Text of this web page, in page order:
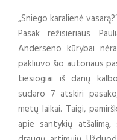
„Sniego karalienė
Pasak režisieriaus
Anderseno kūrybai
pakliuvo šio autoriaus
tiesiogiai iš danų
sudaro 7 atskiri
metų laikai. Taigi,
apie santykių